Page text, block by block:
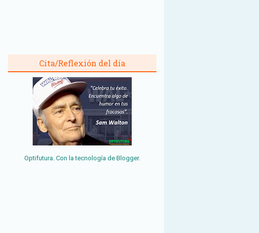
Cita/Reflexión del día
Optifutura. Con la tecnología de Blogger.